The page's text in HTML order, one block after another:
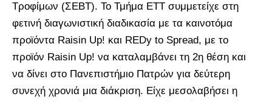
Τροφίμων (ΣΕΒΤ). Το Τμήμα ΕΤΤ συμμετείχε στη
φετινή διαγωνιστική διαδικασία με τα καινοτόμα
προϊόντα Raisin Up! και REDy to Spread, με το
προϊόν Raisin Up! να καταλαμβάνει τη 2η θέση και
να δίνει στο Πανεπιστήμιο Πατρών για δεύτερη
συνεχή χρονιά μια διάκριση. Είχε μεσολαβήσει η